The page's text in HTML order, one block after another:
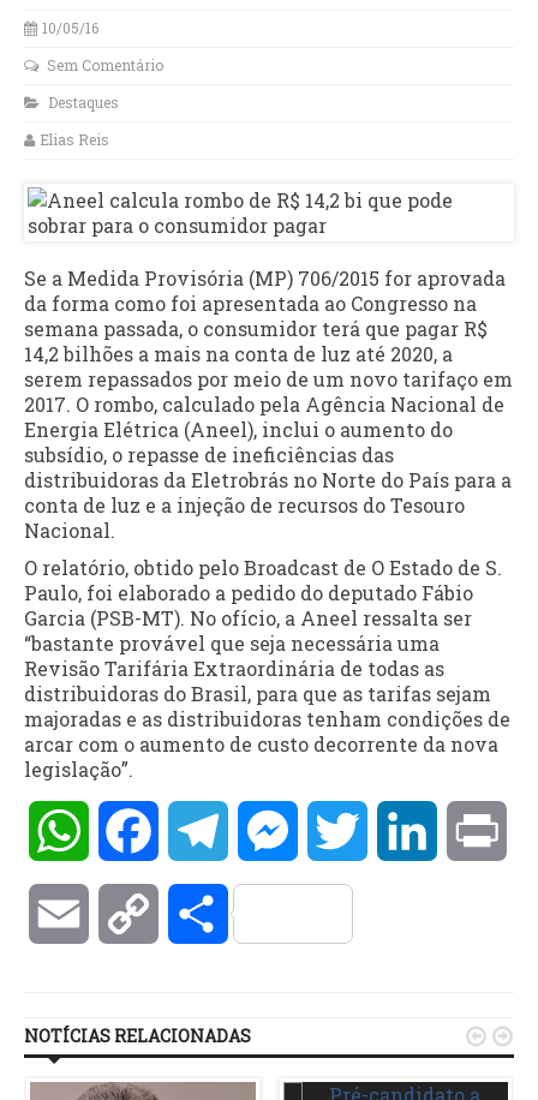
10/05/16
Sem Comentário
Destaques
Elias Reis
Se a Medida Provisória (MP) 706/2015 for aprovada
da forma como foi apresentada ao Congresso na
semana passada, o consumidor terá que pagar R$
14,2 bilhões a mais na conta de luz até 2020, a
serem repassados por meio de um novo tarifaço em
2017. O rombo, calculado pela Agência Nacional de
Energia Elétrica (Aneel), inclui o aumento do
subsídio, o repasse de ineficiências das
distribuidoras da Eletrobrás no Norte do País para a
conta de luz e a injeção de recursos do Tesouro
Nacional.
O relatório, obtido pelo Broadcast de O Estado de S.
Paulo, foi elaborado a pedido do deputado Fábio
Garcia (PSB-MT). No ofício, a Aneel ressalta ser
“bastante provável que seja necessária uma
Revisão Tarifária Extraordinária de todas as
distribuidoras do Brasil, para que as tarifas sejam
majoradas e as distribuidoras tenham condições de
arcar com o aumento de custo decorrente da nova
legislação”.
WhatsAppFacebookTelegramMessengerTwitter LinkedIn
Email Copy Compartilhar
NOTÍCIAS RELACIONADAS  